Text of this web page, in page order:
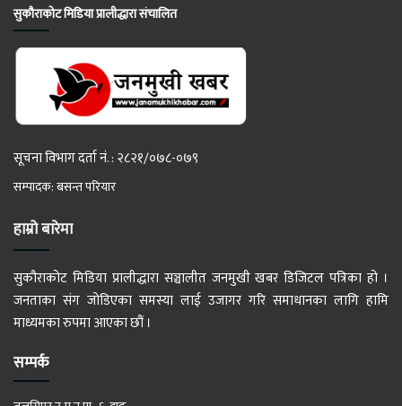
सुकौराकोट मिडिया प्रालीद्धारा संचालित
सूचना विभाग दर्ता नं. : २८२१/०७८-०७९
सम्पादक: बसन्त परियार
हाम्रो बारेमा
सुकौराकोट मिडिया प्रालीद्धारा सञ्चालीत जनमुखी खबर डिजिटल पत्रिका हो ।
जनताका संग जोडिएका समस्या लाई उजागर गरि समाधानका लागि हामि
माध्यमका रुपमा आएका छौं ।
सम्पर्क